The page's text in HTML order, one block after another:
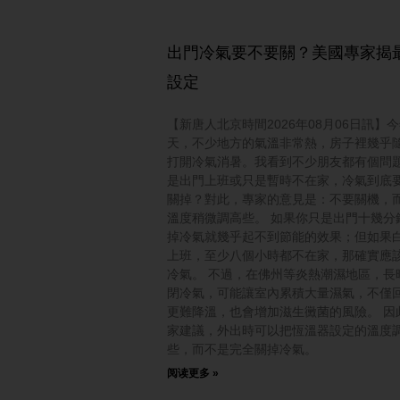
出門冷氣要不要關？美國專家揭
設定
【新唐人北京時間2026年08月06日訊】
天，不少地方的氣溫非常熱，房子裡幾乎
打開冷氣消暑。我看到不少朋友都有個問
是出門上班或只是暫時不在家，冷氣到底
關掉？對此，專家的意見是：不要關機，
溫度稍微調高些。 如果你只是出門十幾分
掉冷氣就幾乎起不到節能的效果；但如果
上班，至少八個小時都不在家，那確實應
冷氣。 不過，在佛州等炎熱潮濕地區，長
閉冷氣，可能讓室內累積大量濕氣，不僅
更難降溫，也會增加滋生黴菌的風險。 因
家建議，外出時可以把恆溫器設定的溫度
些，而不是完全關掉冷氣。
阅读更多 »